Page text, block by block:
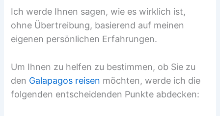
Ich werde Ihnen sagen, wie es wirklich ist,
ohne Übertreibung, basierend auf meinen
eigenen persönlichen Erfahrungen.
Um Ihnen zu helfen zu bestimmen, ob Sie zu
den Galapagos reisen möchten, werde ich die
folgenden entscheidenden Punkte abdecken: